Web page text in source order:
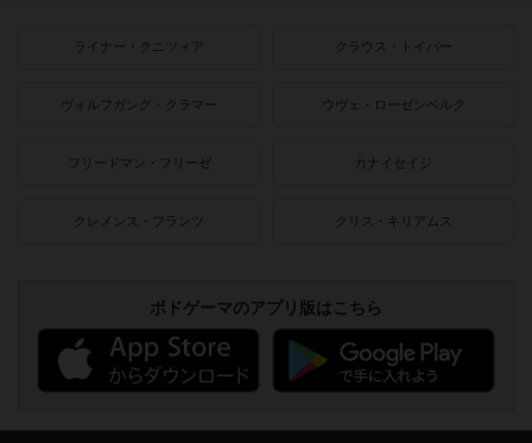
ライナー・クニツィア クラウス・トイバー
ヴォルフガング・クラマー ウヴェ・ローゼンベルク
フリードマン・フリーゼ カナイセイジ
クレメンス・フランツ クリス・キリアムス
ボドゲーマのアプリ版はこちら